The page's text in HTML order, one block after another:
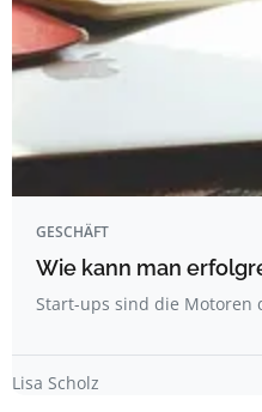
GESCHÄFT
Wie kann man
Start-ups sind die
Lisa Scholz